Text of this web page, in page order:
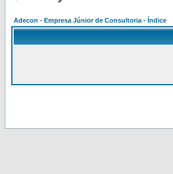
Adecon - Empresa Júnior de Consultoria - Índice